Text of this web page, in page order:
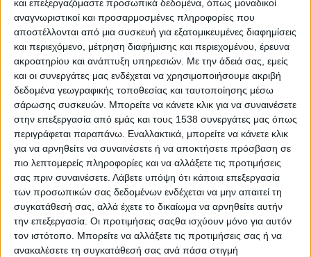
και επεξεργαζόμαστε προσωπικά δεδομένα, όπως μοναδικοί
αναγνωριστικοί και προσαρμοσμένες πληροφορίες που
αποστέλλονται από μια συσκευή για εξατομικευμένες διαφημίσεις
και περιεχόμενο, μέτρηση διαφήμισης και περιεχομένου, έρευνα
ακροατηρίου και ανάπτυξη υπηρεσιών. Με την άδειά σας, εμείς
και οι συνεργάτες μας ενδέχεται να χρησιμοποιήσουμε ακριβή
δεδομένα γεωγραφικής τοποθεσίας και ταυτοποίησης μέσω
σάρωσης συσκευών. Μπορείτε να κάνετε κλικ για να συναινέσετε
στην επεξεργασία από εμάς και τους 1538 συνεργάτες μας όπως
περιγράφεται παραπάνω. Εναλλακτικά, μπορείτε να κάνετε κλικ
για να αρνηθείτε να συναινέσετε ή να αποκτήσετε πρόσβαση σε
πιο λεπτομερείς πληροφορίες και να αλλάξετε τις προτιμήσεις
σας πριν συναινέσετε. Λάβετε υπόψη ότι κάποια επεξεργασία
των προσωπικών σας δεδομένων ενδέχεται να μην απαιτεί τη
συγκατάθεσή σας, αλλά έχετε το δικαίωμα να αρνηθείτε αυτήν
την επεξεργασία. Οι προτιμήσεις σαςθα ισχύουν μόνο για αυτόν
τον ιστότοπο. Μπορείτε να αλλάξετε τις προτιμήσεις σας ή να
ανακαλέσετε τη συγκατάθεσή σας ανά πάσα στιγμή
H αποτελεσματική προστασία της Caretta caretta περνάει
μέσα από τις παραλίες ωοτοκίας
WWF: Απογοητευτική η εφαρμογή του νόμου για τα
πλαστικά μιας χρήσης
Ελλάδα χωρίς πλαστική ρύπανση
Στρατηγική συνεργασία AB και WWF Ελλάς 2026-2030
Συνολικός απολογισμός Προγράμματος Υποστήριξης